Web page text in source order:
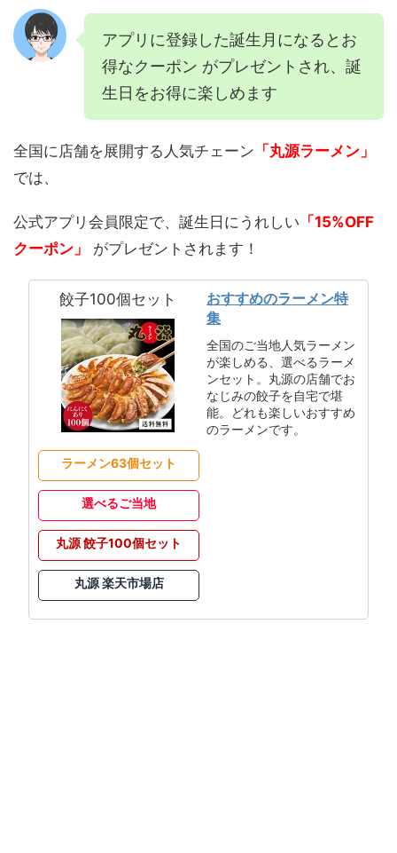
アプリに登録した誕生月になるとお
得なクーポン がプレゼントされ、誕
生日をお得に楽しめます
全国に店舗を展開する人気チェーン 「丸源ラーメン」
では、
公式アプリ会員限定で、誕生日にうれしい 「15%OFF
クーポン」
がプレゼントされます！
餃子100個セット
おすすめのラーメン特
集
全国のご当地人気ラーメン
が楽しめる、選べるラーメ
ンセット。丸源の店舗でお
なじみの餃子を自宅で堪
能。どれも楽しいおすすめ
のラーメンです。
ラーメン63個セット
選べるご当地
丸源 餃子100個セット
丸源 楽天市場店